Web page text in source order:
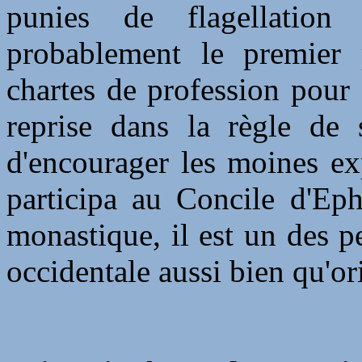
punies de
probablement le
chartes de profession
reprise dans la règle de
d'encourager les moines
participa au Concile
monastique, il est un des
occidentale aussi bien